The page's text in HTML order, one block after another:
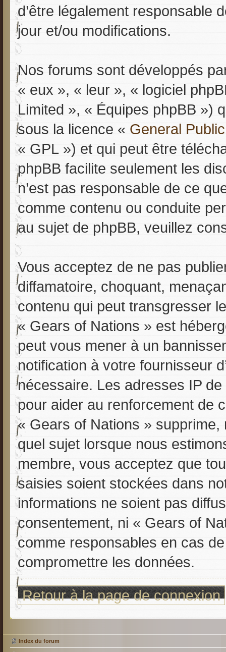
d’être légalement responsable
jour et/ou modifications.
Nos forums sont développés
« eux », « leur », « logiciel
Limited », « Équipes phpBB »)
sous la licence « General
« GPL ») et qui peut être
phpBB facilite seulement les
n’est pas responsable de ce
comme contenu ou conduite
au sujet de phpBB, veuillez
Vous acceptez de ne pas
diffamatoire, choquant,
contenu qui peut transgresser
« Gears of Nations » est
peut vous mener à un
notification à votre fournisseur
nécessaire. Les adresses IP
pour aider au renforcement de
« Gears of Nations » supprime,
quel sujet lorsque nous
membre, vous acceptez que
saisies soient stockées dans
informations ne soient pas
consentement, ni « Gears of
comme responsables en cas
compromettre les données.
Retour à la page de connexion
Index du forum